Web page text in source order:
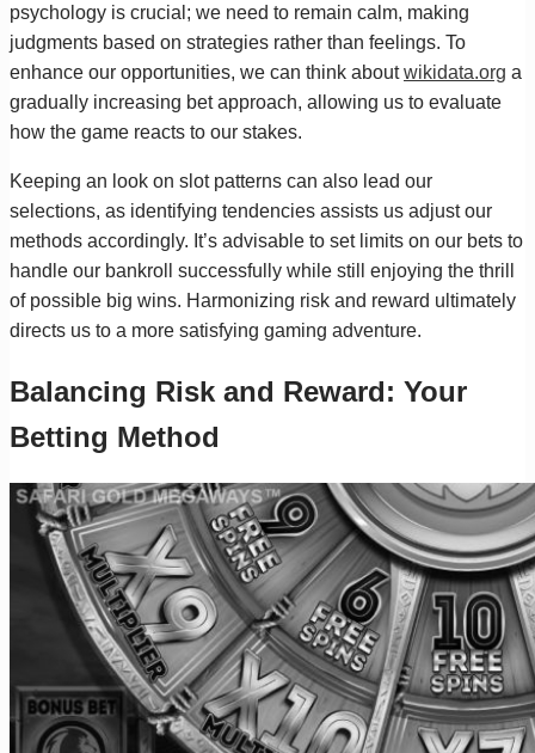
psychology is crucial; we need to remain calm, making
judgments based on strategies rather than feelings. To
enhance our opportunities, we can think aboutwikidata.org a
gradually increasing bet approach, allowing us to evaluate
how the game reacts to our stakes.
Keeping an look on slot patterns can also lead our
selections, as identifying tendencies assists us adjust our
methods accordingly. It’s advisable to set limits on our bets to
handle our bankroll successfully while still enjoying the thrill
of possible big wins. Harmonizing risk and reward ultimately
directs us to a more satisfying gaming adventure.
Balancing Risk and Reward: Your
Betting Method